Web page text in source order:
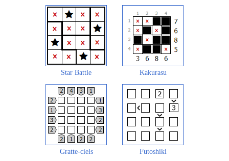
Star Battle Kakurasu
Gratte-ciels Futoshiki